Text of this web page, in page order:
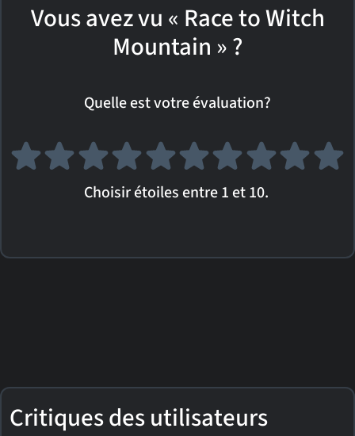
Vous avez vu « Race to Witch
Mountain » ?
Quelle est votre évaluation?
Choisir étoiles entre 1 et 10.
Critiques des utilisateurs